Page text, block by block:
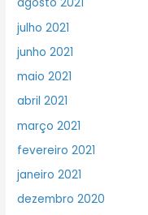
julho 2021
junho 2021
maio 2021
abril 2021
março 2021
fevereiro 2021
janeiro 2021
dezembro 2020